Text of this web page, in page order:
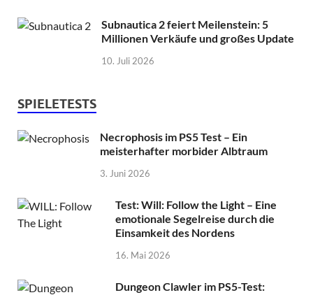
Subnautica 2 feiert Meilenstein: 5
Millionen Verkäufe und großes Update
10. Juli 2026
SPIELETESTS
Necrophosis im PS5 Test – Ein
meisterhafter morbider Albtraum
3. Juni 2026
Test: Will: Follow the Light – Eine
emotionale Segelreise durch die
Einsamkeit des Nordens
16. Mai 2026
Dungeon Clawler im PS5-Test: